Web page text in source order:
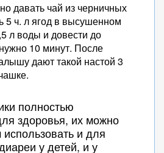
давать чай из черничных
5 ч. л ягод в высушенном
л воды и довести до
10 минут. После
дают такой настой 3
полностью
здоровья, их можно
и для
у детей, и у